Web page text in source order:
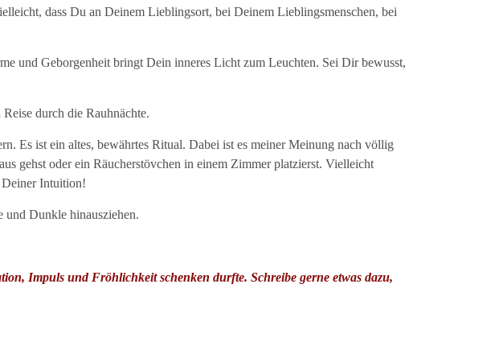
dass Du an Deinem Lieblingsort, bei Deinem Lieblingsmenschen, bei
und Geborgenheit bringt Dein inneres Licht zum Leuchten. Sei Dir bewusst,
durch die Rauhnächte.
Es ist ein altes, bewährtes Ritual. Dabei ist es meiner Meinung nach völlig
gehst oder ein Räucherstövchen in einem Zimmer platzierst. Vielleicht
Deiner Intuition!
und Dunkle hinausziehen.
Impuls und Fröhlichkeit schenken durfte. Schreibe gerne etwas dazu,